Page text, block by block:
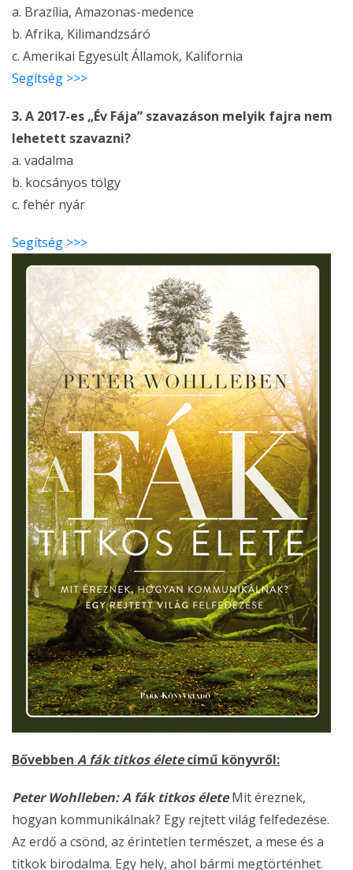
a. Brazília, Amazonas-medence
b. Afrika, Kilimandzsáró
c. Amerikai Egyesült Államok, Kalifornia
Segítség >>>
3. A 2017-es „Év Fája” szavazáson melyik fajra nem
lehetett szavazni?
a. vadalma
b. kocsányos tölgy
c. fehér nyár
Segítség >>>
Bővebben A fák titkos életecímű könyvről:
Peter Wohlleben: A fák titkos életeMit éreznek,
hogyan kommunikálnak? Egy rejtett világ felfedezése.
Az erdő a csönd, az érintetlen természet, a mese és a
titkok birodalma. Egy hely, ahol bármi megtörténhet.